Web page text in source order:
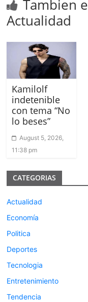
Tambien
Actualidad
Kamilolf
indetenible
con tema “No
lo beses”
August 5, 2026,
11:38 pm
CATEGORIAS
Actualidad
Economía
Politica
Deportes
Tecnologia
Entretenimiento
Tendencia